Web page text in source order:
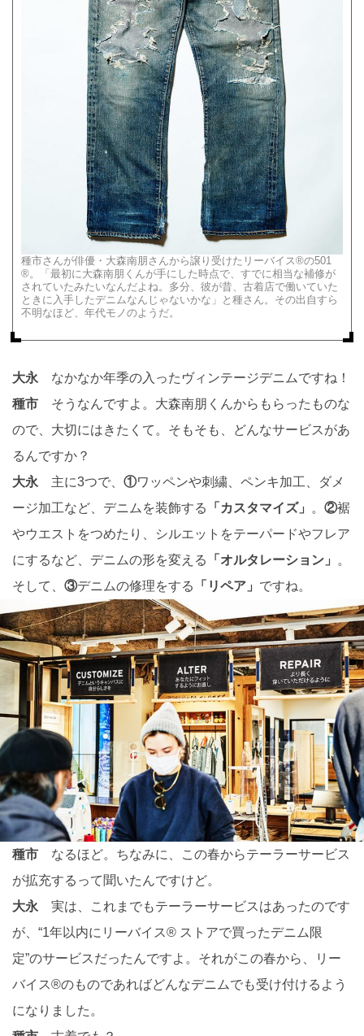
種市さんが俳優・大森南朋さんから譲り受けたリーバイス®の501
®。「最初に大森南朋くんが手にした時点で、すでに相当な補修が
されていたみたいなんだよね。多分、彼が昔、古着店で働いていた
ときに入手したデニムなんじゃないかな」と種さん。その出自すら
不明なほど、年代モノのようだ。
大永 なかなか年季の入ったヴィンテージデニムですね！
種市 そうなんですよ。大森南朋くんからもらったものな
ので、大切にはきたくて。そもそも、どんなサービスがあ
るんですか？
大永 主に3つで、 ①ワッペンや刺繍、ペンキ加工、ダメ
ージ加工など、デニムを装飾する
「カスタマイズ」 。 ②裾
やウエストをつめたり、シルエットをテーパードやフレア
にするなど、デニムの形を変える
「オルタレーション」
。
そして、 ③デニムの修理をする 「リペア」 ですね。
種市 なるほど。ちなみに、この春からテーラーサービス
が拡充するって聞いたんですけど。
大永 実は、これまでもテーラーサービスはあったのです
が、“1年以内にリーバイス® ストアで買ったデニム限
定”のサービスだったんですよ。それがこの春から、リー
バイス®のものであればどんなデニムでも受け付けるよう
になりました。